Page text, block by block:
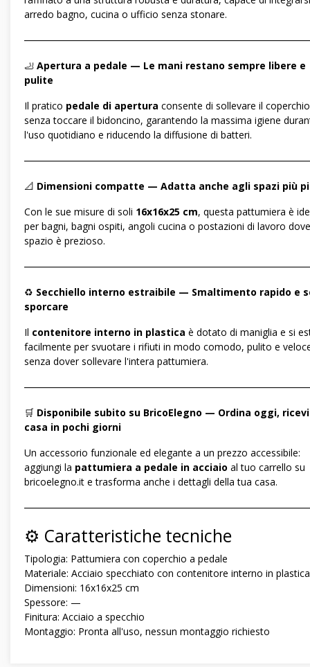
arredo bagno, cucina o ufficio senza stonare.
🦶 Apertura a pedale — Le mani restano sempre libere e
pulite
Il pratico pedale di apertura consente di sollevare il coperchio
senza toccare il bidoncino, garantendo la massima igiene
l'uso quotidiano e riducendo la diffusione di batteri.
📐 Dimensioni compatte — Adatta anche agli spazi più
Con le sue misure di soli 16x16x25 cm, questa pattumiera è
per bagni, bagni ospiti, angoli cucina o postazioni di lavoro
spazio è prezioso.
♻️ Secchiello interno estraibile — Smaltimento rapido e
sporcare
Il contenitore interno in plastica è dotato di maniglia e si
facilmente per svuotare i rifiuti in modo comodo, pulito e
senza dover sollevare l'intera pattumiera.
🛒 Disponibile subito su BricoElegno — Ordina oggi,
casa in pochi giorni
Un accessorio funzionale ed elegante a un prezzo accessibile:
aggiungi la pattumiera a pedale in acciaio al tuo carrello su
bricoelegno.it e trasforma anche i dettagli della tua casa.
⚙️ Caratteristiche tecniche
Tipologia: Pattumiera con coperchio a pedale
Materiale: Acciaio specchiato con contenitore interno in plastica
Dimensioni: 16x16x25 cm
Spessore: —
Finitura: Acciaio a specchio
Montaggio: Pronta all'uso, nessun montaggio richiesto